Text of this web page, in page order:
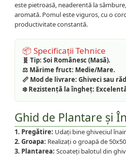
este pietroasă, neaderentă la
aromată. Pomul este viguros, cu o
productivitate constantă.
📦 Specificații Tehnice
🧬 Tip: Soi Românesc (Masă).
⚖️ Mărime fruct: Medie/Mare.
📏 Mod de livrare: Ghiveci sau
❄️ Rezistență la îngheț:
Ghid de Plantare și
1. Pregătire: Udați bine ghiveciul
2. Groapa: Realizați o groapă de
3. Plantarea: Scoateți balotul din